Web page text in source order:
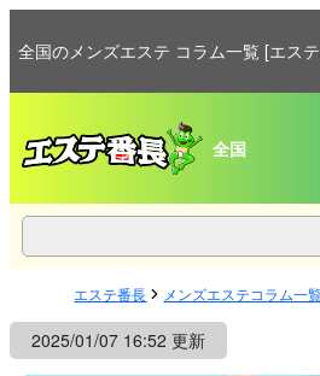
全国のメンズエステ コラム一覧 [エス
全国
エステ番長 メンズエステコラム一
2025/01/07 16:52 更新